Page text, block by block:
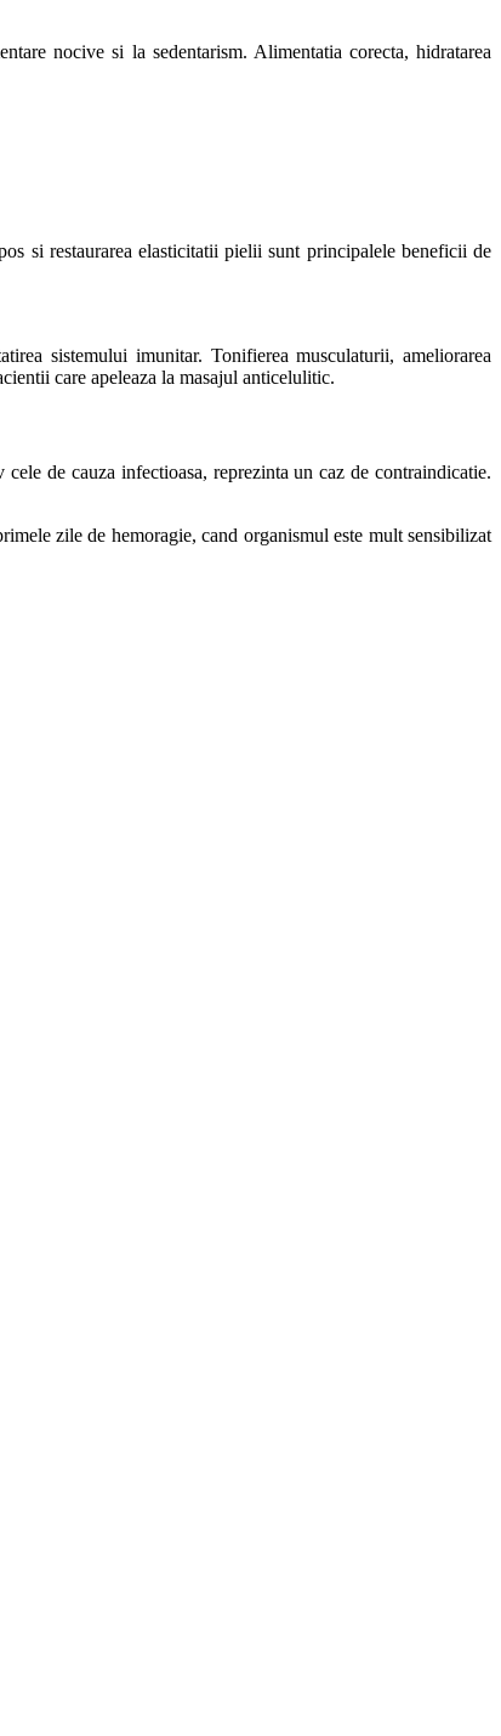
nocive si la sedentarism. Alimentatia corecta, hidratarea
si restaurarea elasticitatii pielii sunt principalele beneficii de
sistemului imunitar. Tonifierea musculaturii, ameliorarea
care apeleaza la masajul anticelulitic.
de cauza infectioasa, reprezinta un caz de contraindicatie.
zile de hemoragie, cand organismul este mult sensibilizat